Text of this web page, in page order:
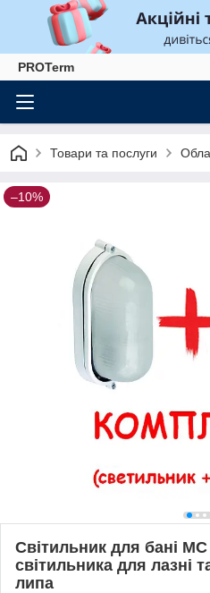
PROTerm
Товари та послуги
–10%
Світильник для бані
світильника для лазні
липа